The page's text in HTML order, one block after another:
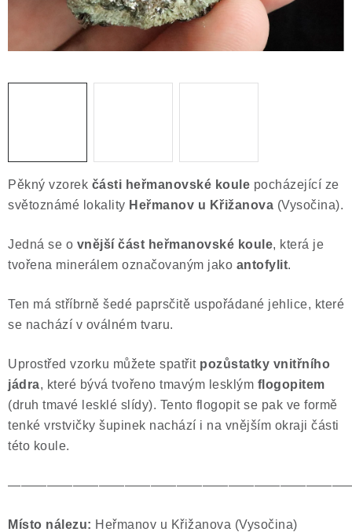
NÁŠ PŘÍBĚH
VIDEOGALERIE
Ochrana osobních údajů
Formulář pro uplatnění reklamace
Formulář pro odstoupení od smlouvy
Poučení o právu na odstoupení od smlouvy
Pěkný vzorek části heřmanovské koule pocházející ze
světoznámé lokality Heřmanov u Křižanova (Vysočina).
Jedná se o vnější část heřmanovské koule, která je
tvořena minerálem označovaným jako antofylit.
Ten má stříbrně šedé paprsčitě uspořádané jehlice, které
se nachází v oválném tvaru.
Uprostřed vzorku můžete spatřit pozůstatky vnitřního
jádra, které bývá tvořeno tmavým lesklým flogopitem
(druh tmavé lesklé slídy). Tento flogopit se pak ve formě
tenké vrstvičky šupinek nachází i na vnějším okraji části
této koule.
Místo nálezu: Heřmanov u Křižanova (Vysočina)